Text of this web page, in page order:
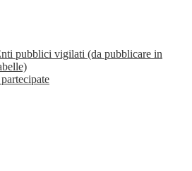
pubblici vigilati (da pubblicare in